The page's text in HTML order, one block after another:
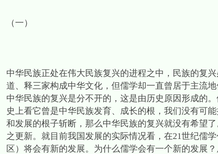
（一）
中华民族正处在伟大民族复兴的进程之中，民族的复
道、释三家构成中华文化，但儒学却一直曾居于主流
中华民族的复兴是分不开的，这是由历史原因形成的
史上看它曾是中华民族发育、成长的根，我们没有可
和发展的根子斩断，那么中华民族的复兴就没有希望
之更新。就目前我国发展的实际情况看，在21世纪儒
区）将会有新的发展。为什么儒学会有一个新的发展